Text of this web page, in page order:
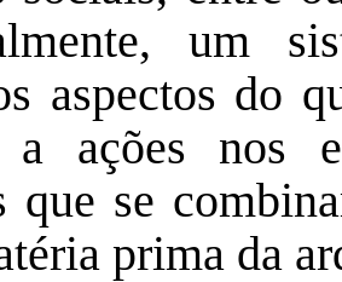
um
aspectos do
a ações nos
que se
prima da